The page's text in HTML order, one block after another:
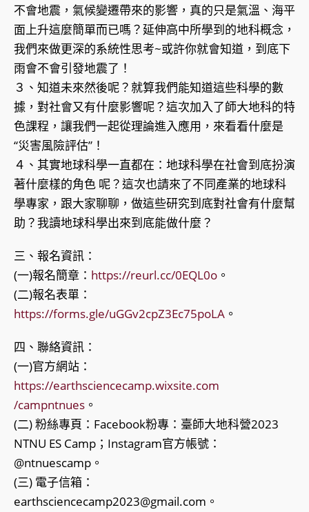
不會地震，氣候變遷帶來的影響，真的只是氣溫、海平
面上升這麼簡單而已嗎？延伸高中所學到的地科概念，
我們來做更深的系統性思考~或許你就會知道，到底下
雨會不會引發地震了！
３、知道未來然後呢？就算我們能知道這些科學的數
據，對社會又有什麼影響呢？這次加入了師大地科的特
色課程，讓我們一起從理論進入應用，來看看什麼是
“災害風險評估”！
４、其實地球科學一直都在：地球科學在社會到底扮演
著什麼樣的角色 呢？這次也請來了不同產業的地球科
學專家，跟大家聊聊，做這些研究到底對社會有什麼幫
助？我讀地球科學出來到底能做什麼？
三、報名資訊：
(一)報名簡章： https://reurl.cc/0EQL0o 。
(二)報名表單：
https://forms.gle/uGGv2cpZ3Ec75poLA 。
四、聯絡資訊：
(一)官方網站：
https://earthsciencecamp.wixsite.com
/campntnues 。
(二) 粉絲專頁：Facebook粉專：臺師大地科營2023
NTNU ES Camp；Instagram官方帳號：
@ntnuescamp。
(三) 電子信箱：
earthsciencecamp2023@gmail.com。